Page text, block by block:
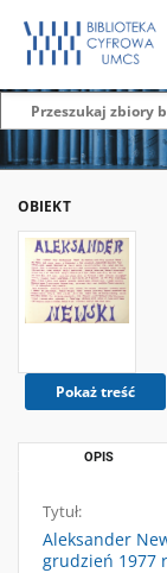
OBIEKT
Pokaż treść
OPIS
Tytuł:
Aleksander
grudzień 1977